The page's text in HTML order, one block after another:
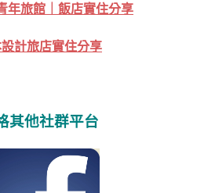
年旅館｜飯店實住分享
設計旅店實住分享
其他社群平台